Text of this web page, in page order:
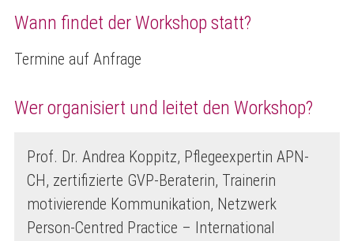
Wann findet der Workshop statt?
Termine auf Anfrage
Wer organisiert und leitet den Workshop?
Prof. Dr. Andrea Koppitz, Pflegeexpertin APN-
CH, zertifizierte GVP-Beraterin, Trainerin
motivierende Kommunikation, Netzwerk
Person-Centred Practice – International